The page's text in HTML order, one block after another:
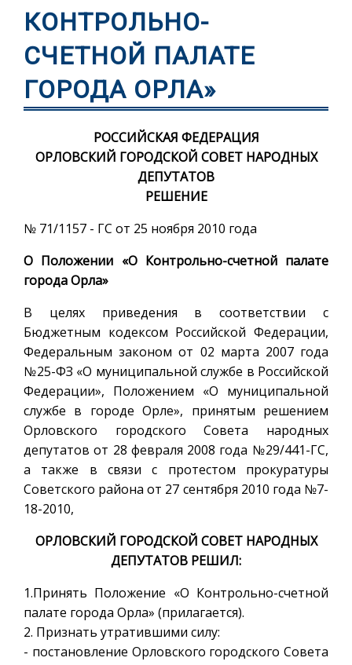
КОНТРОЛЬНО-
СЧЕТНОЙ ПАЛАТЕ
ГОРОДА ОРЛА»
РОССИЙСКАЯ ФЕДЕРАЦИЯ
ОРЛОВСКИЙ ГОРОДСКОЙ СОВЕТ НАРОДНЫХ
ДЕПУТАТОВ
РЕШЕНИЕ
№ 71/1157 - ГС от 25 ноября 2010 года
О Положении «О Контрольно-счетной палате
города Орла»
В целях приведения в соответствии с
Бюджетным кодексом Российской Федерации,
Федеральным законом от 02 марта 2007 года
№25-ФЗ «О муниципальной службе в Российской
Федерации», Положением «О муниципальной
службе в городе Орле», принятым решением
Орловского городского Совета народных
депутатов от 28 февраля 2008 года №29/441-ГС,
а также в связи с протестом прокуратуры
Советского района от 27 сентября 2010 года №7-
18-2010,
ОРЛОВСКИЙ ГОРОДСКОЙ СОВЕТ НАРОДНЫХ
ДЕПУТАТОВ РЕШИЛ:
1.Принять Положение «О Контрольно-счетной
палате города Орла» (прилагается).
2. Признать утратившими силу:
- постановление Орловского городского Совета